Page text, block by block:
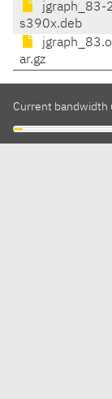
jgraph_83-
s390x.deb
ar.gz
Current bandwidth